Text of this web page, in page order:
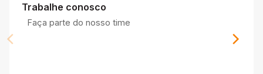
Trabalhe conosco
Faça parte do nosso time